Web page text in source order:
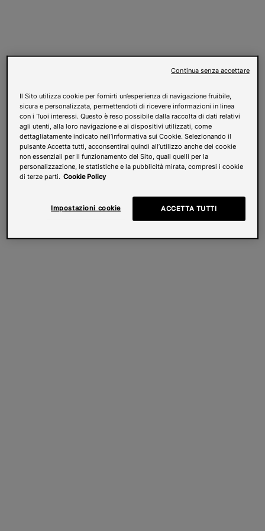
Il Sito utilizza cookie per fornirti un’esperienza di navigazione fruibile,
sicura e personalizzata, permettendoti di ricevere informazioni in linea
con i Tuoi interessi. Questo è reso possibile dalla raccolta di dati relativi
agli utenti, alla loro navigazione e ai dispositivi utilizzati, come
dettagliatamente indicato nell’informativa sui Cookie. Selezionando il
pulsante Accetta tutti, acconsentirai quindi all’utilizzo anche dei cookie
non essenziali per il funzionamento del Sito, quali quelli per la
personalizzazione, le statistiche e la pubblicità mirata, compresi i cookie
di terze parti. Cookie Policy
Impostazioni cookie ACCETTA TUTTI
Continua senza accettare